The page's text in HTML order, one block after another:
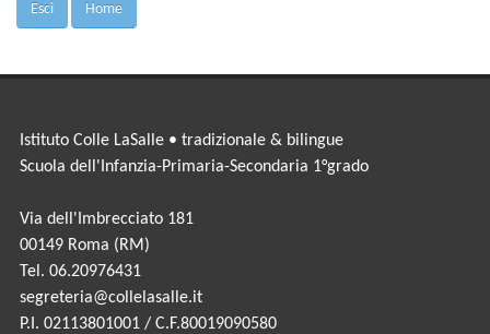
Esci Home
Istituto Colle LaSalle • tradizionale & bilingue
Scuola dell'Infanzia-Primaria-Secondaria 1°grado
Via dell'Imbrecciato 181
00149 Roma (RM)
Tel. 06.20976431
segreteria@collelasalle.it
P.I. 02113801001 / C.F.80019090580